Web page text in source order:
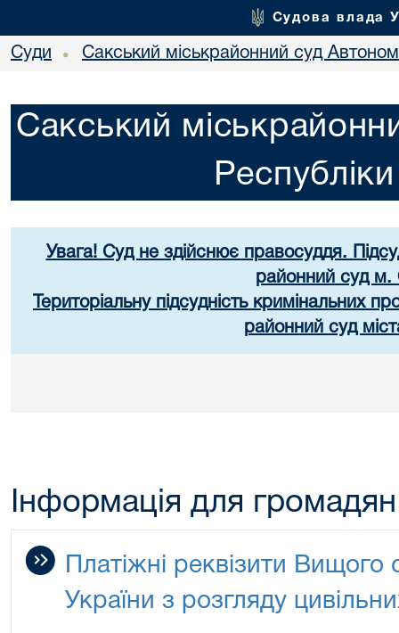
Судова влада
Суди • Сакський міськрайонний суд
Сакський
Увага! Суд не здійснює правосуддя.
районний суд м.
Територіальну підсудність кримінальних
районний суд
Інформація для громадян
Платіжні реквізити Вищого
України з розгляду